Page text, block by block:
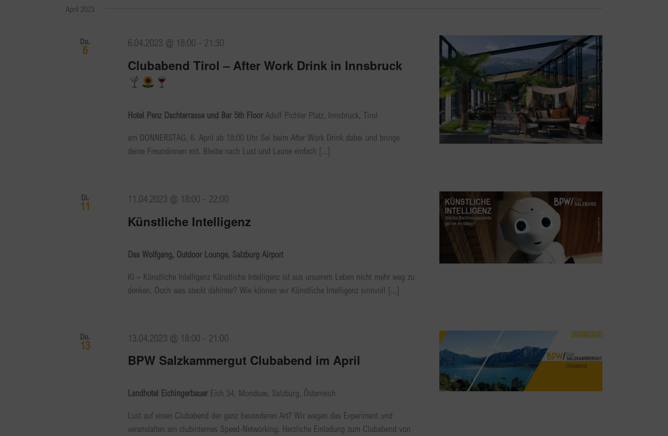
April 2023
Do.
6
Clubabend Tirol – After Work Drink in Innsbruck
6.04.2023 @ 18:00 - 21:30
Hotel Penz Dachterrasse und Bar 5th FloorAdolf Pichler Platz, Innsbruck, Tirol
am DONNERSTAG, 6. April ab 18:00 Uhr Sei beim After Work Drink dabei und bringe
deine Freundinnen mit. Bleibe nach Lust und Laune einfach [...]
Di.
11
Künstliche Intelligenz
11.04.2023 @ 18:00 - 22:00
Das Wolfgang, Outdoor Lounge, Salzburg Airport
KI – Künstliche Intelligenz Künstliche Intelligenz ist aus unserem Leben nicht mehr weg zu
denken. Doch was steckt dahinter? Wie können wir Künstliche Intelligenz sinnvoll [...]
Do.
13
BPW Salzkammergut Clubabend im April
13.04.2023 @ 18:00 - 21:00
Landhotel Eichingerbauer Eich 34, Mondsee, Salzburg, Österreich
Lust auf einen Clubabend der ganz besonderen Art? Wir wagen das Experiment und
veranstalten ein clubinternes Speed-Networking. Herzliche Einladung zum Clubabend von